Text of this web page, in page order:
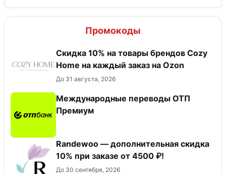
Промокоды
Скидка 10% на товары брендов Cozy
Home на каждый заказ на Оzon
До 31 августа, 2026
Международные переводы ОТП
Премиум
Randewoo — дополнительная скидка
10% при заказе от 4500 ₽!
До 30 сентября, 2026